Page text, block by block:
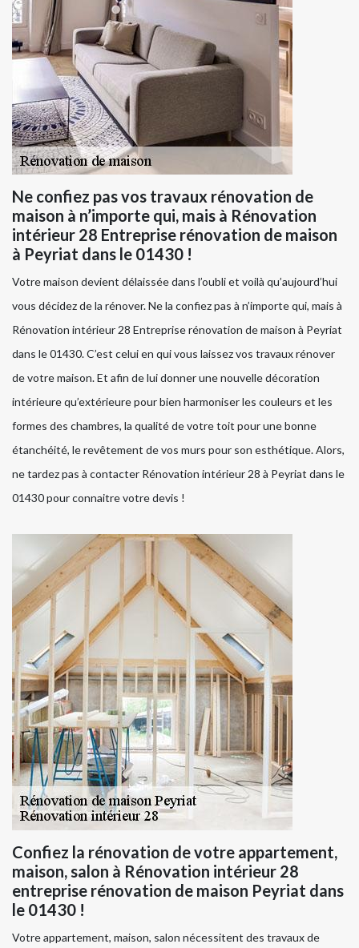
Ne confiez pas vos travaux rénovation de
maison à n’importe qui, mais à Rénovation
intérieur 28 Entreprise rénovation de maison
à Peyriat dans le 01430 !
Votre maison devient délaissée dans l’oubli et voilà qu’aujourd’hui
vous décidez de la rénover. Ne la confiez pas à n’importe qui, mais à
Rénovation intérieur 28 Entreprise rénovation de maison à Peyriat
dans le 01430. C’est celui en qui vous laissez vos travaux rénover
de votre maison. Et afin de lui donner une nouvelle décoration
intérieure qu’extérieure pour bien harmoniser les couleurs et les
formes des chambres, la qualité de votre toit pour une bonne
étanchéité, le revêtement de vos murs pour son esthétique. Alors,
ne tardez pas à contacter Rénovation intérieur 28 à Peyriat dans le
01430 pour connaitre votre devis !
Confiez la rénovation de votre appartement,
maison, salon à Rénovation intérieur 28
entreprise rénovation de maison Peyriat dans
le 01430 !
Votre appartement, maison, salon nécessitent des travaux de